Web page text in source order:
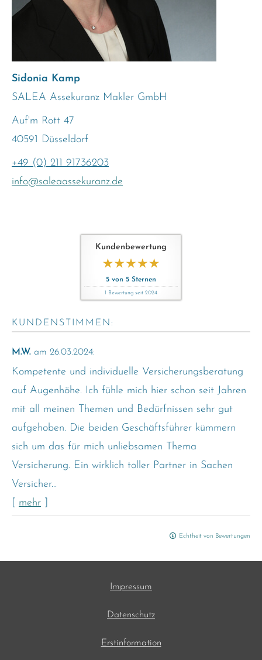
Sidonia Kamp
SALEA Assekuranz Makler GmbH
Auf'm Rott 47
40591 Düsseldorf
+49 (0) 211 91736203
info@saleaassekuranz.de
Kundenbewertung
5 von 5 Sternen
1 Bewertung seit 2024
KUNDENSTIMMEN:
M.W. am 26.03.2024:
Kompetente und individuelle Versicherungsberatung
auf Augenhöhe. Ich fühle mich hier schon seit Jahren
mit all meinen Themen und Bedürfnissen sehr gut
aufgehoben. Die beiden Geschäftsführer kümmern
sich um das für mich unliebsamen Thema
Versicherung. Ein wirklich toller Partner in Sachen
Versicher...
mehr
Echtheit von Bewertungen
Impressum
Datenschutz
Erstinformation